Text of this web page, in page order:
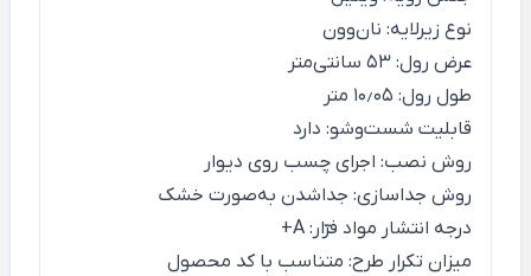
نوع زیرلایه: نان‌وون
عرض رول: ۵۳ سانتی‌متر
طول رول: ۱۰٫۰۵ متر
قابلیت شست‌وشو: دارد
روش نصب: اجرای چسب روی دیوار
روش جداسازی: جداشدن به‌صورت خشک
درجه انتشار مواد فرّار: A+
میزان تکرار طرح: متناسب با کد محصول